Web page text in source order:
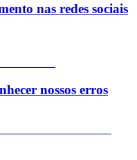
nas redes sociais
nossos erros